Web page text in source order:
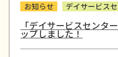
お知らせ デイサービス
「デイサービスセンタ
ップしました！